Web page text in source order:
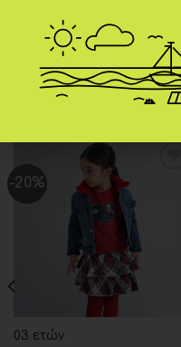
ΧΡΏΜΑ Κίτρινο
ΣΧΕΤΙΚΆ ΠΡΟΪΌΝΤΑ
-20%
03 ετών